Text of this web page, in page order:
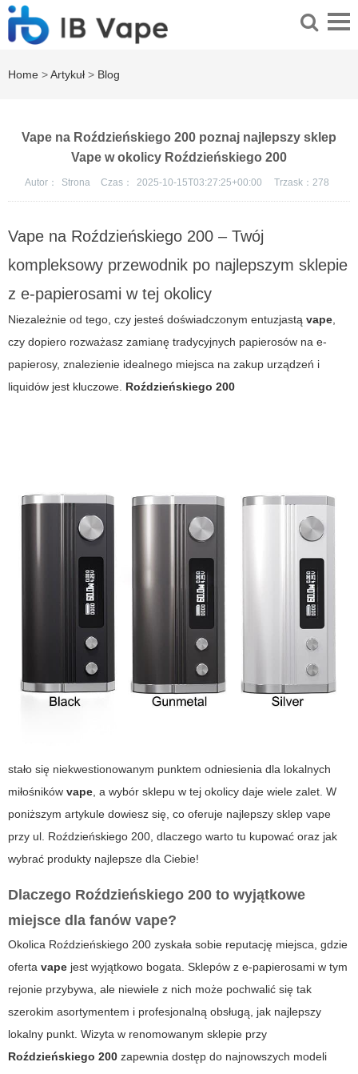
Home >Artykuł > Blog
Vape na Roździeńskiego 200 poznaj najlepszy sklep
Vape w okolicy Roździeńskiego 200
Autor： Strona Czas： 2025-10-15T03:27:25+00:00 Trzask： 278
Vape na Roździeńskiego 200 – Twój
kompleksowy przewodnik po najlepszym sklepie
z e-papierosami w tej okolicy
Niezależnie od tego, czy jesteś doświadczonym entuzjastą vape,
czy dopiero rozważasz zamianę tradycyjnych papierosów na e-
papierosy, znalezienie idealnego miejsca na zakup urządzeń i
liquidów jest kluczowe. Roździeńskiego 200
stało się niekwestionowanym punktem odniesienia dla lokalnych
miłośników vape, a wybór sklepu w tej okolicy daje wiele zalet. W
poniższym artykule dowiesz się, co oferuje najlepszy sklep vape
przy ul. Roździeńskiego 200, dlaczego warto tu kupować oraz jak
wybrać produkty najlepsze dla Ciebie!
Dlaczego Roździeńskiego 200 to wyjątkowe
miejsce dla fanów vape?
Okolica Roździeńskiego 200 zyskała sobie reputację miejsca, gdzie
oferta vape jest wyjątkowo bogata. Sklepów z e-papierosami w tym
rejonie przybywa, ale niewiele z nich może pochwalić się tak
szerokim asortymentem i profesjonalną obsługą, jak najlepszy
lokalny punkt. Wizyta w renomowanym sklepie przy
Roździeńskiego 200 zapewnia dostęp do najnowszych modeli